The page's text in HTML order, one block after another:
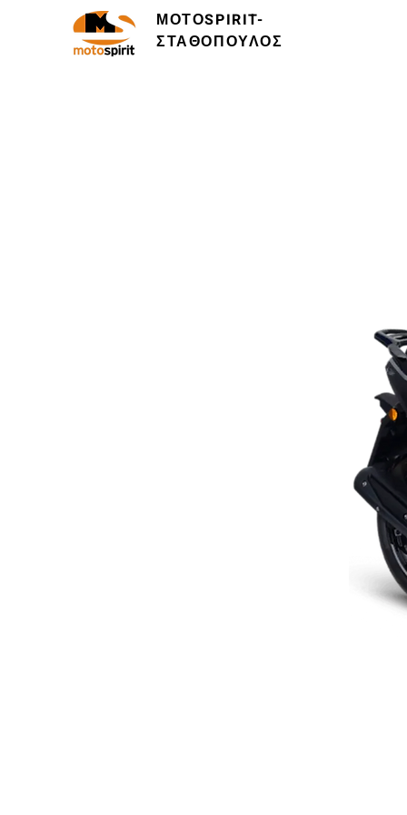
ΜΟΤΟSPIRIT-
ΣΤΑΘΟΠΟΥΛΟΣ